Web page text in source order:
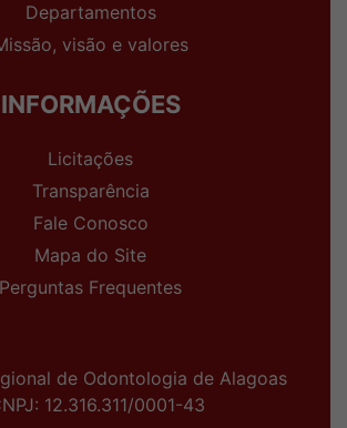
Departamentos
visão e valores
INFORMAÇÕES
Licitações
Transparência
Fale Conosco
Mapa do Site
Perguntas Frequentes
de Odontologia de Alagoas
12.316.311/0001-43